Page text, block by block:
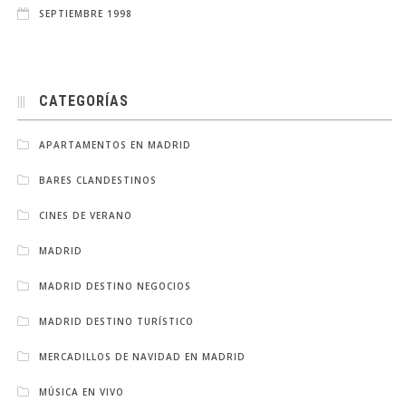
SEPTIEMBRE 1998
CATEGORÍAS
APARTAMENTOS EN MADRID
BARES CLANDESTINOS
CINES DE VERANO
MADRID
MADRID DESTINO NEGOCIOS
MADRID DESTINO TURÍSTICO
MERCADILLOS DE NAVIDAD EN MADRID
MÚSICA EN VIVO